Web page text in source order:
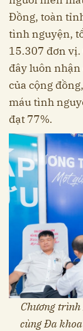
Đồng, toàn
tình nguyện,
15.307 đơn
đây luôn
của cộng
máu tình
đạt 77%.
Chương trình
cùng Đa